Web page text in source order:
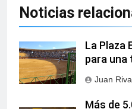
Noticias
La Plaza
para una
Juan
Más de